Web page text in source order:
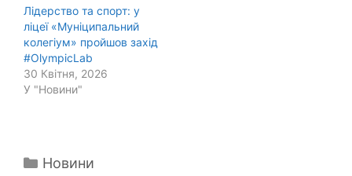
Лідерство та спорт: у
ліцеї «Муніципальний
колегіум» пройшов захід
#OlympicLab
30 Квітня, 2026
У "Новини"
Категорії
Новини